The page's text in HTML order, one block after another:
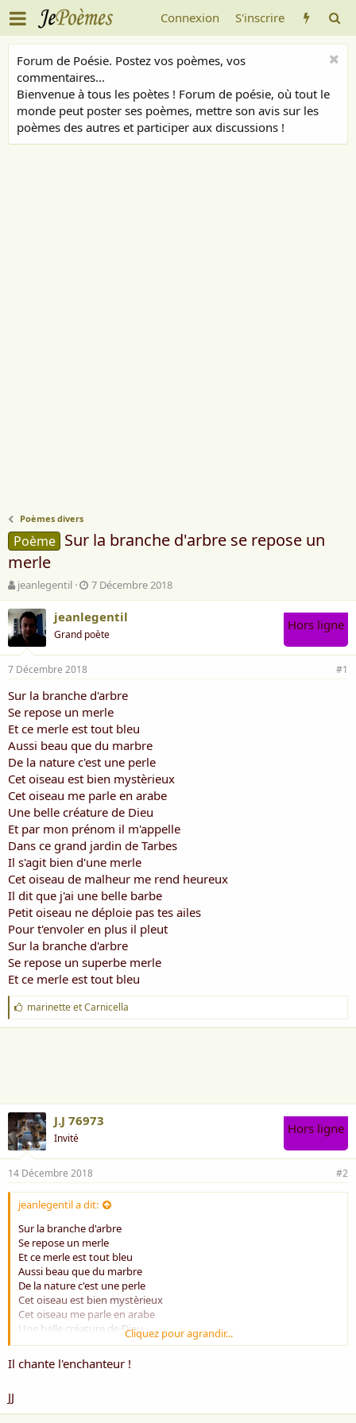
Connexion S'inscrire
Forum de Poésie. Postez vos poèmes, vos
commentaires...
Bienvenue à tous les poètes ! Forum de poésie, où tout le
monde peut poster ses poèmes, mettre son avis sur les
poèmes des autres et participer aux discussions !
Poèmes divers
Poème Sur la branche d'arbre se repose un
merle
A
u
t
e
u
r
d
e
l
a
d
i
c
u
s
s
i
o
jeanlegentil
D
a
t
e
d
e
é
b
u
t
7 Décembre 2018
jeanlegentil
Grand poète
Hors ligne
7 Décembre 2018 #1
Sur la branche d'arbre
Se repose un merle
Et ce merle est tout bleu
Aussi beau que du marbre
De la nature c'est une perle
Cet oiseau est bien mystèrieux
Cet oiseau me parle en arabe
Une belle créature de Dieu
Et par mon prénom il m'appelle
Dans ce grand jardin de Tarbes
Il s'agit bien d'une merle
Cet oiseau de malheur me rend heureux
Il dit que j'ai une belle barbe
Petit oiseau ne déploie pas tes ailes
Pour t'envoler en plus il pleut
Sur la branche d'arbre
Se repose un superbe merle
Et ce merle est tout bleu
J
'
a
marinetteetCarnicella
J.J 76973
Invité
Hors ligne
14 Décembre 2018 #2
jeanlegentil a dit:
Sur la branche d'arbre
Se repose un merle
Et ce merle est tout bleu
Aussi beau que du marbre
De la nature c'est une perle
Cet oiseau est bien mystèrieux
Cet oiseau me parle en arabe
Une belle créature de Dieu
Et par mon prénom il m'appelle
Dans ce grand jardin de Tarbes
Il s'agit bien d'une merle
Petit oiseau ne déploie pas tes ailes
Cliquez pour agrandir...
Il chante l'enchanteur !
JJ